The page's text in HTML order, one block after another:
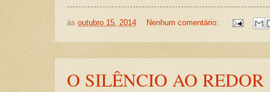
às outubro 15, 2014 Nenhum comentário:
O SILÊNCIO AO REDOR